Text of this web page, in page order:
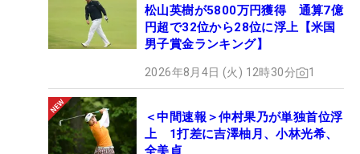
松山英樹が5800万円獲得 通算7億
円超で32位から28位に浮上【米国
男子賞金ランキング】
2026年8月4日 (火) 12時30分 1
＜中間速報＞仲村果乃が単独首位浮
上 1打差に吉澤柚月、小林光希、
全美貞